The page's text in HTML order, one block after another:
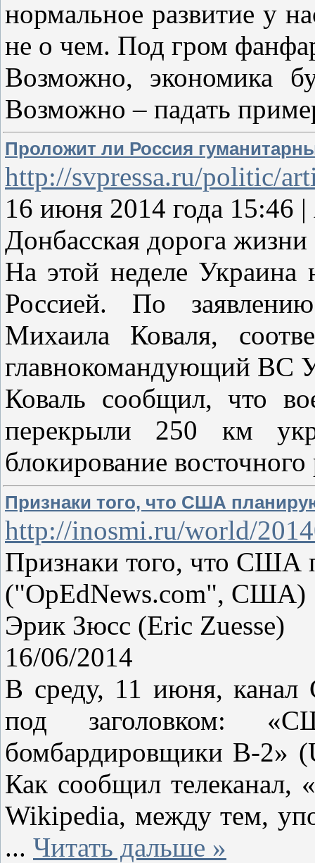
нормальное развитие у
не о чем. Под гром
Возможно, экономика
Возможно – падать
Проложит ли Россия
http://svpressa.ru/politic/
16 июня 2014 года
Донбасская дорога жизни
На этой неделе Украина
Россией. По
Михаила Коваля,
главнокомандующий ВС
Коваль сообщил, что
перекрыли 250 км
блокирование
Признаки того, что США
http://inosmi.ru/world/
Признаки того, что США
("OpEdNews.com", США)
Эрик Зюсс (Eric Zuesse)
16/06/2014
В среду, 11 июня, канал
под заголовком:
бомбардировщики B-2»
Как сообщил телеканал,
Wikipedia, между тем,
... Читать дальше »